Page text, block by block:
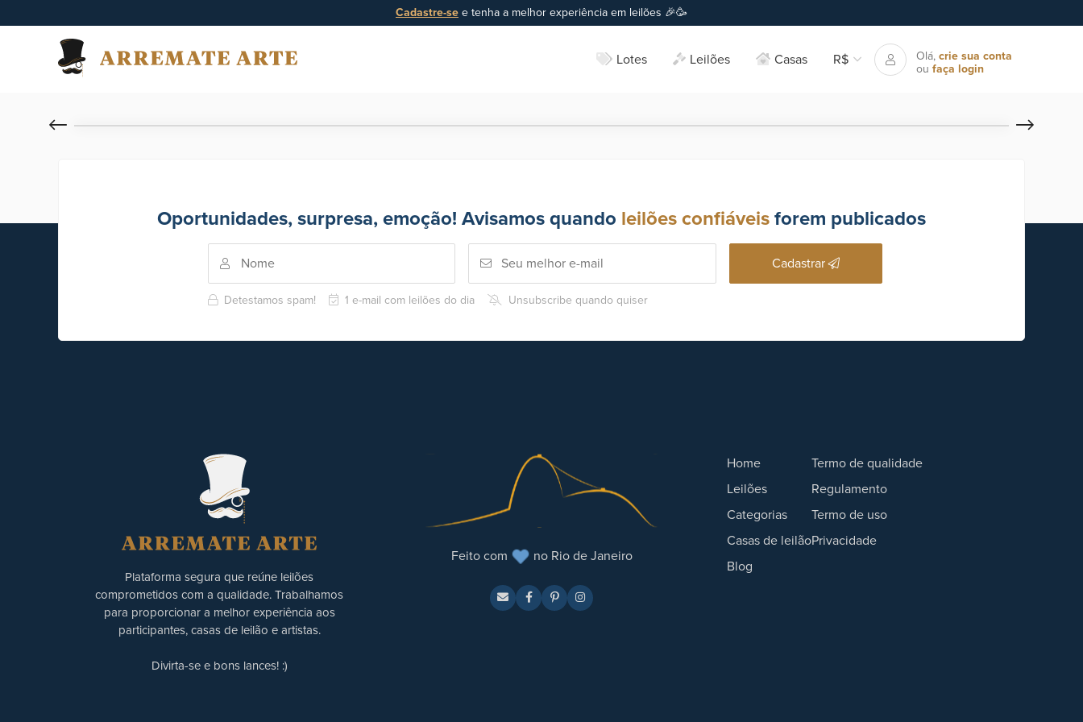
Cadastre-se e tenha a melhor experiência em leilões 🎉🥳
Lotes Leilões Casas R$ Olá, crie sua conta
ou faça login
Oportunidades, surpresa, emoção! Avisamos quando leilões confiáveis forem publicados
Cadastrar
Detestamos spam! 1 e-mail com leilões do dia Unsubscribe quando quiser
Plataforma segura que reúne leilões
comprometidos com a qualidade. Trabalhamos
para proporcionar a melhor experiência aos
participantes, casas de leilão e artistas.
Divirta-se e bons lances! :)
Feito com no Rio de Janeiro
Home
Leilões
Categorias
Casas de leilão
Blog
Termo de qualidade
Regulamento
Termo de uso
Privacidade